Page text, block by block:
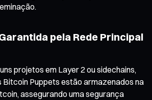
pela Rede Principal
projetos em Layer 2 ou sidechains,
Bitcoin Puppets estão armazenados na
assegurando uma segurança